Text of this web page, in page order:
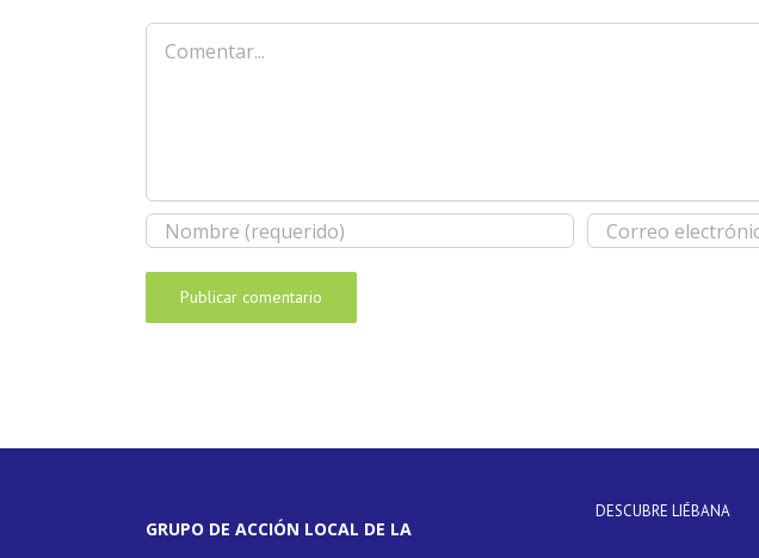
Comentar
GRUPO DE ACCIÓN LOCAL DE LA
DESCUBRE LIÉBANA